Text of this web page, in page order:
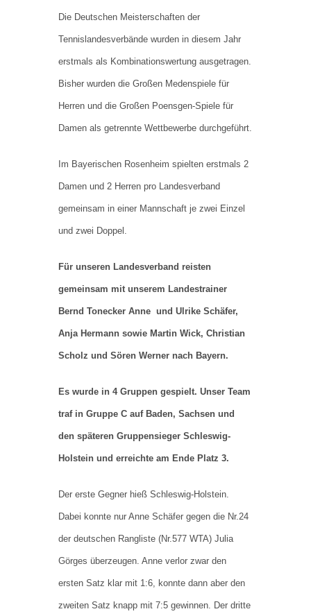
Die Deutschen Meisterschaften der
Tennislandesverbände wurden in diesem Jahr
erstmals als Kombinationswertung ausgetragen.
Bisher wurden die Großen Medenspiele für
Herren und die Großen Poensgen-Spiele für
Damen als getrennte Wettbewerbe durchgeführt.
Im Bayerischen Rosenheim spielten erstmals 2
Damen und 2 Herren pro Landesverband
gemeinsam in einer Mannschaft je zwei Einzel
und zwei Doppel.
Für unseren Landesverband reisten
gemeinsam mit unserem Landestrainer
Bernd Tonecker Anne und Ulrike Schäfer,
Anja Hermann sowie Martin Wick, Christian
Scholz und Sören Werner nach Bayern.
Es wurde in 4 Gruppen gespielt. Unser Team
traf in Gruppe C auf Baden, Sachsen und
den späteren Gruppensieger Schleswig-
Holstein und erreichte am Ende Platz 3.
Der erste Gegner hieß Schleswig-Holstein.
Dabei konnte nur Anne Schäfer gegen die Nr.24
der deutschen Rangliste (Nr.577 WTA) Julia
Görges überzeugen. Anne verlor zwar den
ersten Satz klar mit 1:6, konnte dann aber den
zweiten Satz knapp mit 7:5 gewinnen. Der dritte